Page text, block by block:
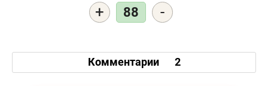
+ 88 -
Комментарии 2